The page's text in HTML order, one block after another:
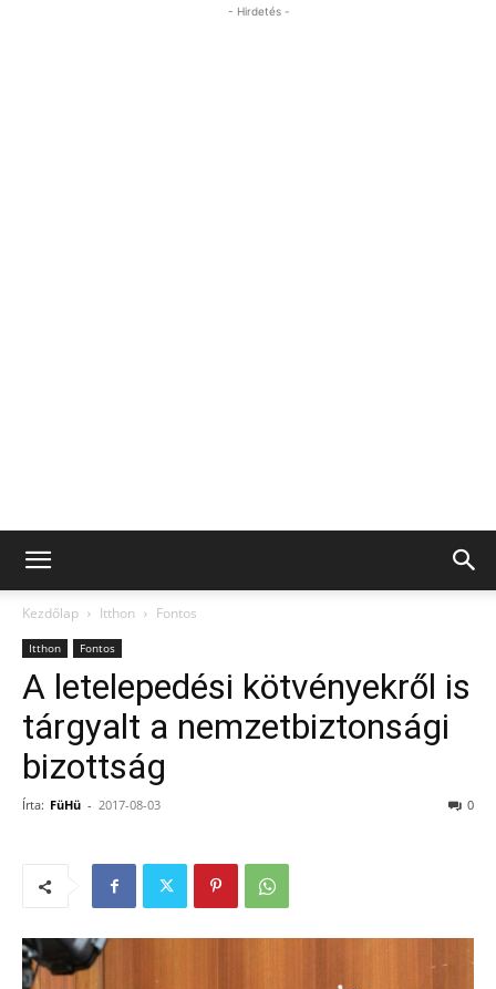
- Hirdetés -
Kezdőlap Itthon Fontos
Itthon Fontos
A letelepedési kötvényekről is
tárgyalt a nemzetbiztonsági
bizottság
Írta: FüHü - 2017-08-03 0